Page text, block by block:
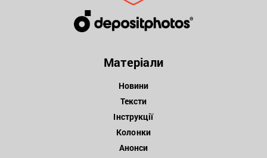
Матеріали
Новини
Тексти
Інструкції
Колонки
Анонси